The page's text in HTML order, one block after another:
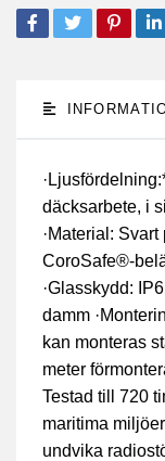
däcksarbete, i
·Material:
CoroSafe®-
·Glasskydd:
damm
kan monteras
meter
Testad till 720
maritima
undvika